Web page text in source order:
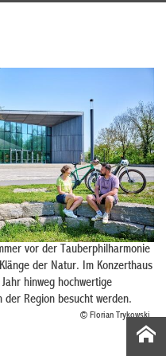
© Florian Trykowski
vor der Tauberphilharmonie
der Natur. Im Konzerthaus
hinweg hochwertige
der Region besucht werden.